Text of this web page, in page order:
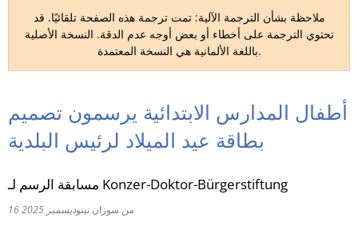
TR
RU
ملاحظة بشأن الترجمة الآلية: تمت ترجمة هذه الصفحة تلقائيًا. قد
تحتوي الترجمة على أخطاء أو بعض أوجه عدم الدقة. النسخة الأصلية
باللغة الألمانية هي النسخة المعتمدة.
أطفال المدارس الابتدائية يرسمون تصميم
بطاقة عيد الميلاد لرئيس البلدية
مسابقة الرسم لـ Konzer-Doktor-Bürgerstiftung
16 ديسمبر 2025 من سوزان نينو